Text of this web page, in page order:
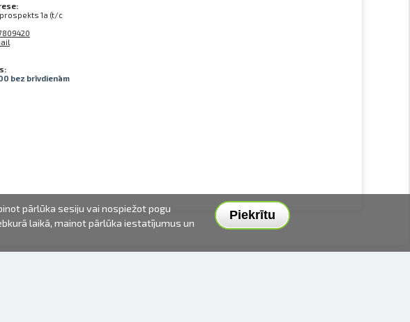
1a (t/c
bez brīvdienām
Piekrītu
pārlūka sesiju vai nospiežot pogu
laikā, mainot pārlūka iestatījumus un